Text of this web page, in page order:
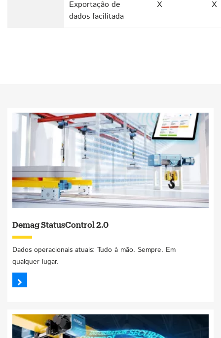
Exportação de
dados facilitada
X X
Demag StatusControl 2.0
Dados operacionais atuais: Tudo à mão. Sempre. Em
qualquer lugar.